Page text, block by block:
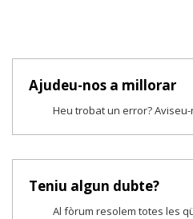
Ajudeu-nos a millorar
Heu trobat un error?
Teniu algun dubte?
Al fòrum resolem totes les